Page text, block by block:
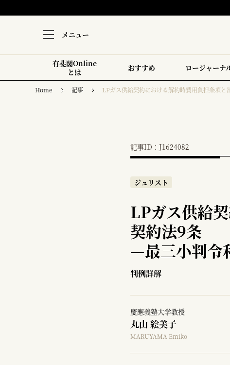
メニュー
有斐閣Online
とは
おすすめ ロージャーナ
Home 記事 LPガス供給契約における解約時費用負担条項と
記事ID：J1624082
ジュリスト
LPガス供給
契約法9条
—最三小判
判例詳解
慶應義塾大学教授
丸山 絵美子
MARUYAMA Emiko